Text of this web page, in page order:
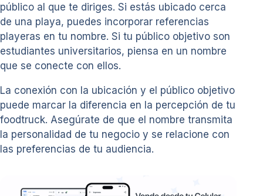
público al que te diriges. Si estás ubicado cerca
de una playa, puedes incorporar referencias
playeras en tu nombre. Si tu público objetivo son
estudiantes universitarios, piensa en un nombre
que se conecte con ellos.
La conexión con la ubicación y el público objetivo
puede marcar la diferencia en la percepción de tu
foodtruck. Asegúrate de que el nombre transmita
la personalidad de tu negocio y se relacione con
las preferencias de tu audiencia.